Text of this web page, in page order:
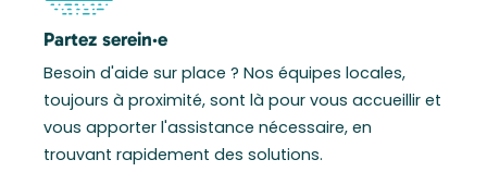
Partez serein·e
Besoin d'aide sur place ? Nos équipes locales,
toujours à proximité, sont là pour vous accueillir et
vous apporter l'assistance nécessaire, en
trouvant rapidement des solutions.